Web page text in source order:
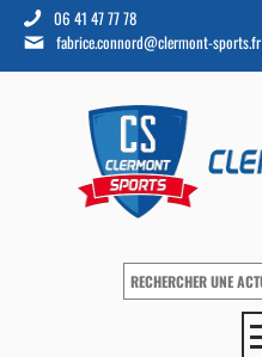
06 41 47 77 78
fabrice.connord@clermont-sports.fr